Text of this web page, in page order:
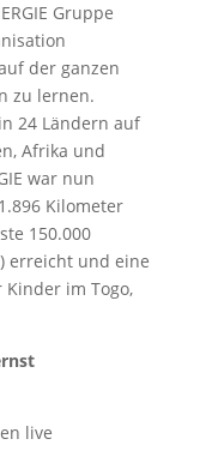
Gruppe
der ganzen
zu lernen.
24 Ländern auf
Afrika und
war nun
Kilometer
150.000
erreicht und eine
im Togo,
live